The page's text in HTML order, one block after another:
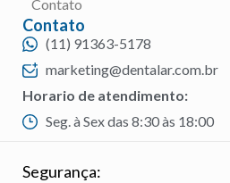
Contato
Contato
(11) 91363-5178
marketing@dentalar.com.br
Horario de atendimento:
Seg. à Sex das 8:30 às 18:00
Segurança: